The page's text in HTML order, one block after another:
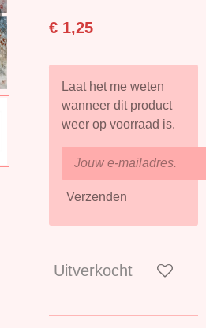
€ 1,25
Laat het me weten
wanneer dit product
weer op voorraad is.
Verzenden
Uitverkocht